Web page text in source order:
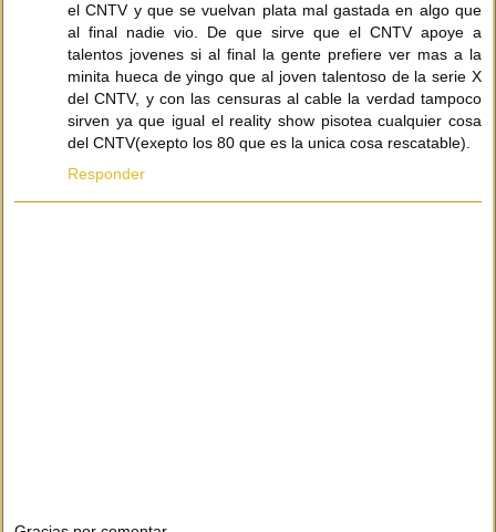
el CNTV y que se vuelvan plata mal gastada en algo que
al final nadie vio. De que sirve que el CNTV apoye a
talentos jovenes si al final la gente prefiere ver mas a la
minita hueca de yingo que al joven talentoso de la serie X
del CNTV, y con las censuras al cable la verdad tampoco
sirven ya que igual el reality show pisotea cualquier cosa
del CNTV(exepto los 80 que es la unica cosa rescatable).
Responder